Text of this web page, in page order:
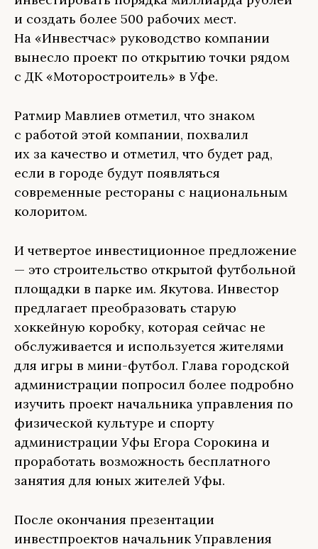
и создать более 500 рабочих мест.
На «Инвестчас» руководство компании
вынесло проект по открытию точки рядом
с ДК «Моторостроитель» в Уфе.
Ратмир Мавлиев отметил, что знаком
с работой этой компании, похвалил
их за качество и отметил, что будет рад,
если в городе будут появляться
современные рестораны с национальным
колоритом.
И четвертое инвестиционное предложение
— это строительство открытой футбольной
площадки в парке им. Якутова. Инвестор
предлагает преобразовать старую
хоккейную коробку, которая сейчас не
обслуживается и используется жителями
для игры в мини-футбол. Глава городской
администрации попросил более подробно
изучить проект начальника управления по
физической культуре и спорту
администрации Уфы Егора Сорокина и
проработать возможность бесплатного
занятия для юных жителей Уфы.
После окончания презентации
инвестпроектов начальник Управления